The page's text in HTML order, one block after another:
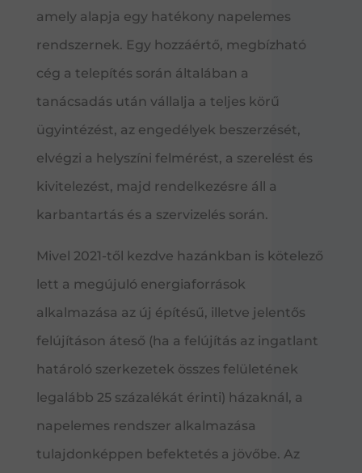
amely alapja egy hatékony napelemes
rendszernek. Egy hozzáértő, megbízható
cég a telepítés során általában a
tanácsadás után vállalja a teljes körű
ügyintézést, az engedélyek beszerzését,
elvégzi a helyszíni felmérést, a szerelést és
kivitelezést, majd rendelkezésre áll a
karbantartás és a szervizelés során.
Mivel 2021-től kezdve hazánkban is kötelező
lett a megújuló energiaforrások
alkalmazása az új építésű, illetve jelentős
felújításon áteső (ha a felújítás az ingatlant
határoló szerkezetek összes felületének
legalább 25 százalékát érinti) házaknál, a
napelemes rendszer alkalmazása
tulajdonképpen befektetés a jövőbe. Az